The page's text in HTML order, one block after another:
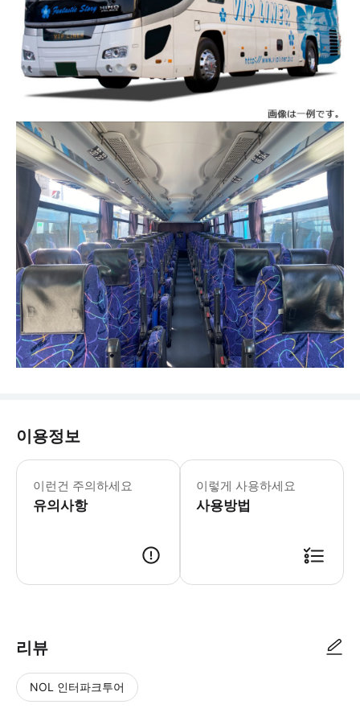
이용정보
이런건 주의하세요
유의사항
- 출발 경로 & 일정 * 🚌. 도쿄 출발
- 수하물 정보 * 수하물칸에는 1인당
- 이용요건 * 공지: 영유아 및 아동도
- 추가정보 * 차량 내 음식물 섭취는
이렇게 사용하세요
사용방법
리뷰
NOL 인터파크투어